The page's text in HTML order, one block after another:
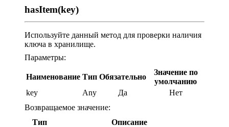
hasItem(key)
Используйте данный метод для проверки наличия
ключа в хранилище.
Параметры:
Наименование Тип Обязательно
Значение по
умолчанию
key
Any Да
Нет
Возвращаемое значение:
Тип
Описание